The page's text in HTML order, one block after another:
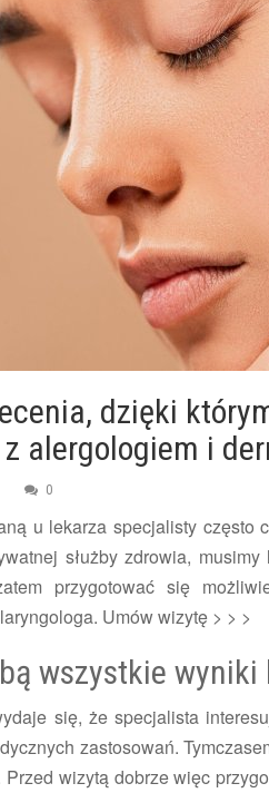
dzięki
alergologiem i
0
u lekarza specjalisty
służby zdrowia,
przygotować się
Umów wizytę > > >
wszystkie wyniki
się, że specjalista
zastosowań.
Przed wizytą dobrze więc